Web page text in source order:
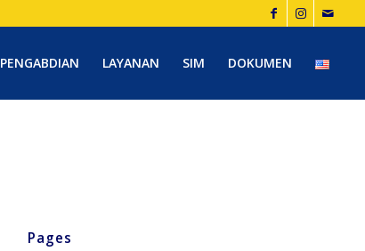
PENGABDIAN LAYANAN SIM DOKUMEN
Pages